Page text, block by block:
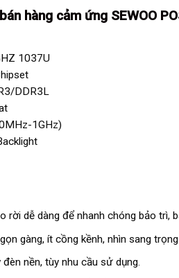
hàng cảm ứng SEWOO
1037U
DDR3L
1GHz)
rời dễ dàng để nhanh chóng bảo trì,
gàng, ít cồng kềnh, nhìn sang
nền, tùy nhu cầu sử dụng.